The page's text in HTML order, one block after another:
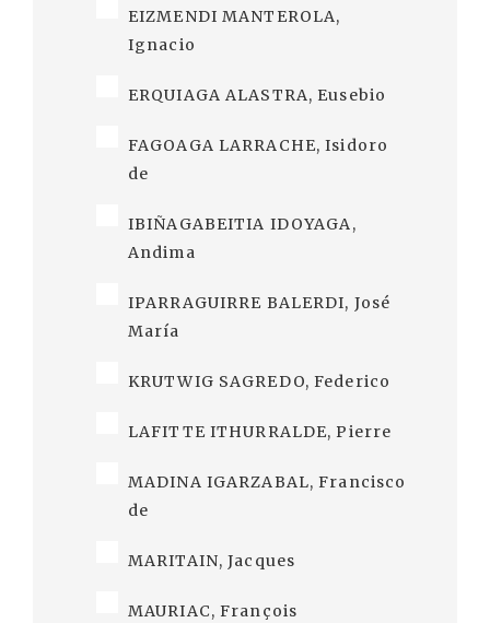
EIZMENDI MANTEROLA,
Ignacio
ERQUIAGA ALASTRA, Eusebio
FAGOAGA LARRACHE, Isidoro
de
IBIÑAGABEITIA IDOYAGA,
Andima
IPARRAGUIRRE BALERDI, José
María
KRUTWIG SAGREDO, Federico
LAFITTE ITHURRALDE, Pierre
MADINA IGARZABAL, Francisco
de
MARITAIN, Jacques
MAURIAC, François